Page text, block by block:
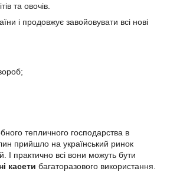
та овочів.
і продовжує завойовувати всі нові
тепличного господарства в
прийшло на український ринок
І практично всі вони можуть бути
касети багаторазового використання.